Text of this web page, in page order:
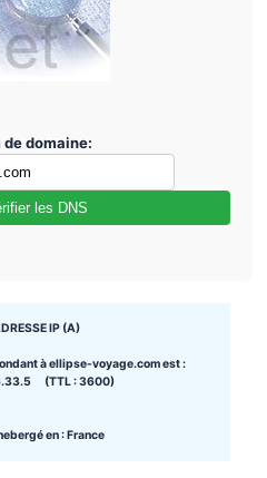
de domaine:
les DNS
IP (A)
à ellipse-voyage.com est :
(TTL : 3600)
en : France